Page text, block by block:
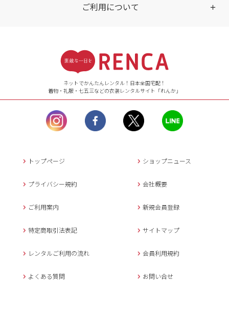
ご利用について
【ご注文（インターネット）】
24時間年中無休
【お問い合わせ窓口（メー
ル）】10:00~17:00
土曜日、日曜日、臨
時休業日を除く。
営業時間外にいただ
返信させていただきま
年末年始、大型連休
メールでのお問い合わせ
ネットでかんたんレンタル！日本全国宅配！
着物・礼服・七五三などの衣装レンタルサイト「れんか」
トップページ ショップニュース
プライバシー規約 会社概要
ご利用案内 新規会員登録
特定商取引法表記 サイトマップ
レンタルご利用の流れ 会員利用規約
よくある質問 お問い合せ